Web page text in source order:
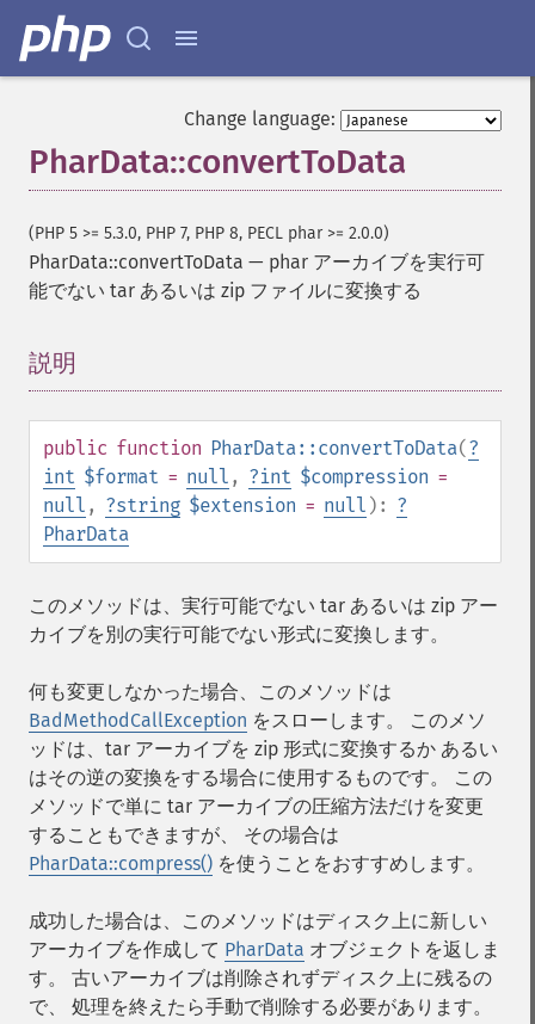
Change language:
PharData::convertToData
(PHP 5 >= 5.3.0, PHP 7, PHP 8, PECL phar >= 2.0.0)
PharData::convertToData — phar アーカイブを実行可
能でない tar あるいは zip ファイルに変換する
説明
public function PharData::convertToData(?
int $format = null , ?int $compression =
null , ?string $extension = null ): ?
PharData
このメソッドは、実行可能でない tar あるいは zip アー
カイブを別の実行可能でない形式に変換します。
何も変更しなかった場合、このメソッドは
BadMethodCallException をスローします。 このメソ
ッドは、tar アーカイブを zip 形式に変換するか あるい
はその逆の変換をする場合に使用するものです。 この
メソッドで単に tar アーカイブの圧縮方法だけを変更
することもできますが、 その場合は
PharData::compress() を使うことをおすすめします。
成功した場合は、このメソッドはディスク上に新しい
アーカイブを作成して PharData オブジェクトを返しま
す。 古いアーカイブは削除されずディスク上に残るの
で、 処理を終えたら手動で削除する必要があります。